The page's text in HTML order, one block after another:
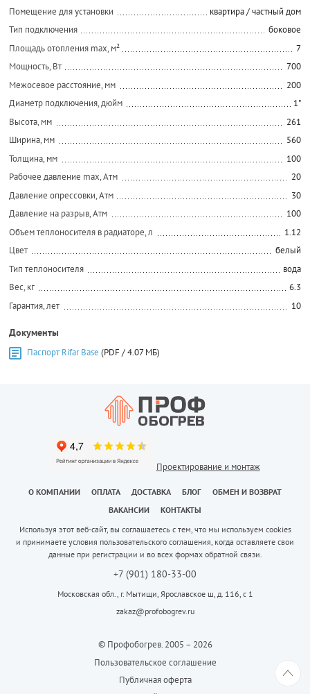
Помещение для установки
квартира / частный дом
Тип подключения
боковое
Площадь отопления max, м²
7
Мощность, Вт
700
Межосевое расстояние, мм
200
Диаметр подключения, дюйм
1"
Высота, мм
261
Ширина, мм
560
Толщина, мм
100
Рабочее давление max, Атм
20
Давление опрессовки, Атм
30
Давление на разрыв, Атм
100
Объем теплоносителя в радиаторе, л
1.12
Цвет
белый
Тип теплоносителя
вода
Вес, кг
6.3
Гарантия, лет
10
Документы
Паспорт Rifar Base (PDF / 4.07 МБ)
Проектирование и монтаж
О КОМПАНИИ ОПЛАТА ДОСТАВКА БЛОГ
ОБМЕН И ВОЗВРАТ
ВАКАНСИИ
КОНТАКТЫ
Используя этот веб-сайт, вы соглашаетесь с тем, что мы используем cookies
и принимаете условия пользовательского соглашения, когда оставляете свои
данные при регистрации и во всех формах обратной связи.
+7 (901) 180-33-00
Московская обл., г. Мытищи, Ярославское ш, д. 116, с 1
zakaz@profobogrev.ru
© Профобогрев. 2005 – 2026
Пользовательское соглашение
Публичная оферта